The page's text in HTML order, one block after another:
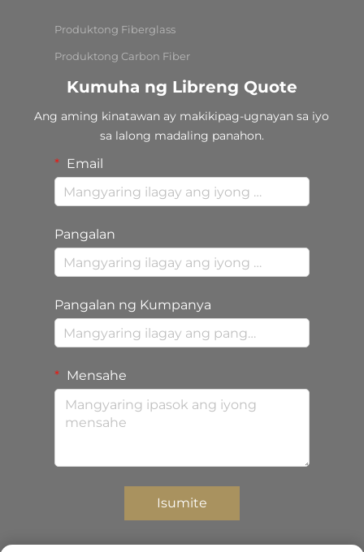
Produktong Fiberglass
Produktong Carbon Fiber
Kumuha ng Libreng Quote
Ang aming kinatawan ay makikipag-ugnayan sa iyo
sa lalong madaling panahon.
Email
Pangalan
Pangalan ng Kumpanya
Mensahe
Isumite